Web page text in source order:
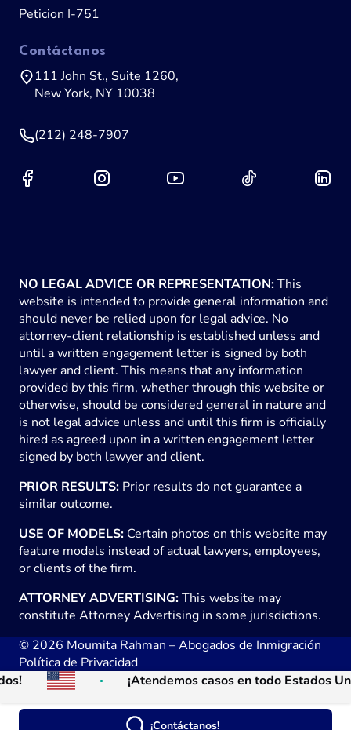
¡Atendemos casos en todo Estados Unidos!
Peticion I-751
Contáctanos
111 John St., Suite 1260,
New York, NY 10038
(212) 248-7907
NO LEGAL ADVICE OR REPRESENTATION:This
website is intended to provide general information and
should never be relied upon for legal advice. No
attorney-client relationship is established unless and
until a written engagement letter is signed by both
lawyer and client. This means that any information
provided by this firm, whether through this website or
otherwise, should be considered general in nature and
is not legal advice unless and until this firm is officially
hired as agreed upon in a written engagement letter
signed by both lawyer and client.
PRIOR RESULTS: Prior results do not guarantee a
similar outcome.
USE OF MODELS: Certain photos on this website may
feature models instead of actual lawyers, employees,
or clients of the firm.
ATTORNEY ADVERTISING:This website may
constitute Attorney Advertising in some jurisdictions.
© 2026 Moumita Rahman – Abogados de Inmigración
Política de Privacidad
¡Contáctanos!